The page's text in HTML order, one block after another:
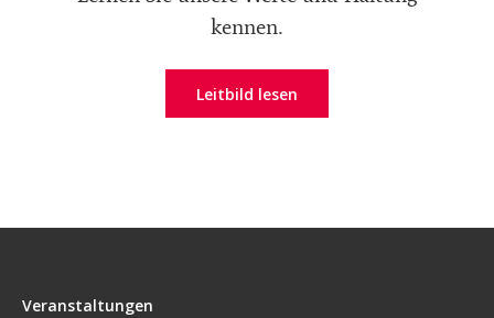
kennen.
Leitbild lesen
Veranstaltungen